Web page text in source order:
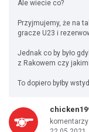
Ale wiecie co?
Przyjmujemy, że na
gracze U23 i
Jednak co by było
z Rakowem czy
To dopiero byłby
komentarzy: